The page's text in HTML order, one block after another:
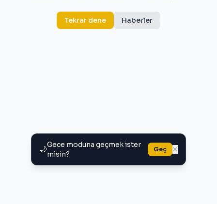
🌙Gece moduna geçmek ister
misin?
Geç ×
Tekrar dene Haberler